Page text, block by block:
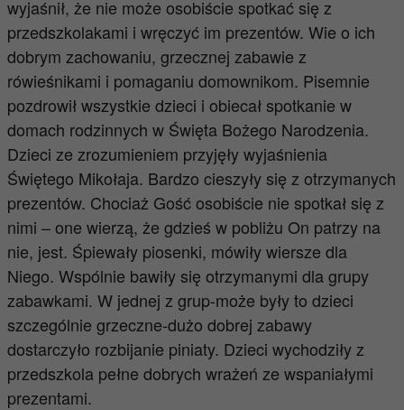
wyjaśnił, że nie może osobiście spotkać się z
przedszkolakami i wręczyć im prezentów. Wie o ich
dobrym zachowaniu, grzecznej zabawie z
rówieśnikami i pomaganiu domownikom. Pisemnie
pozdrowił wszystkie dzieci i obiecał spotkanie w
domach rodzinnych w Święta Bożego Narodzenia.
Dzieci ze zrozumieniem przyjęły wyjaśnienia
Świętego Mikołaja. Bardzo cieszyły się z otrzymanych
prezentów. Chociaż Gość osobiście nie spotkał się z
nimi – one wierzą, że gdzieś w pobliżu On patrzy na
nie, jest. Śpiewały piosenki, mówiły wiersze dla
Niego. Wspólnie bawiły się otrzymanymi dla grupy
zabawkami. W jednej z grup-może były to dzieci
szczególnie grzeczne-dużo dobrej zabawy
dostarczyło rozbijanie piniaty. Dzieci wychodziły z
przedszkola pełne dobrych wrażeń ze wspaniałymi
prezentami.